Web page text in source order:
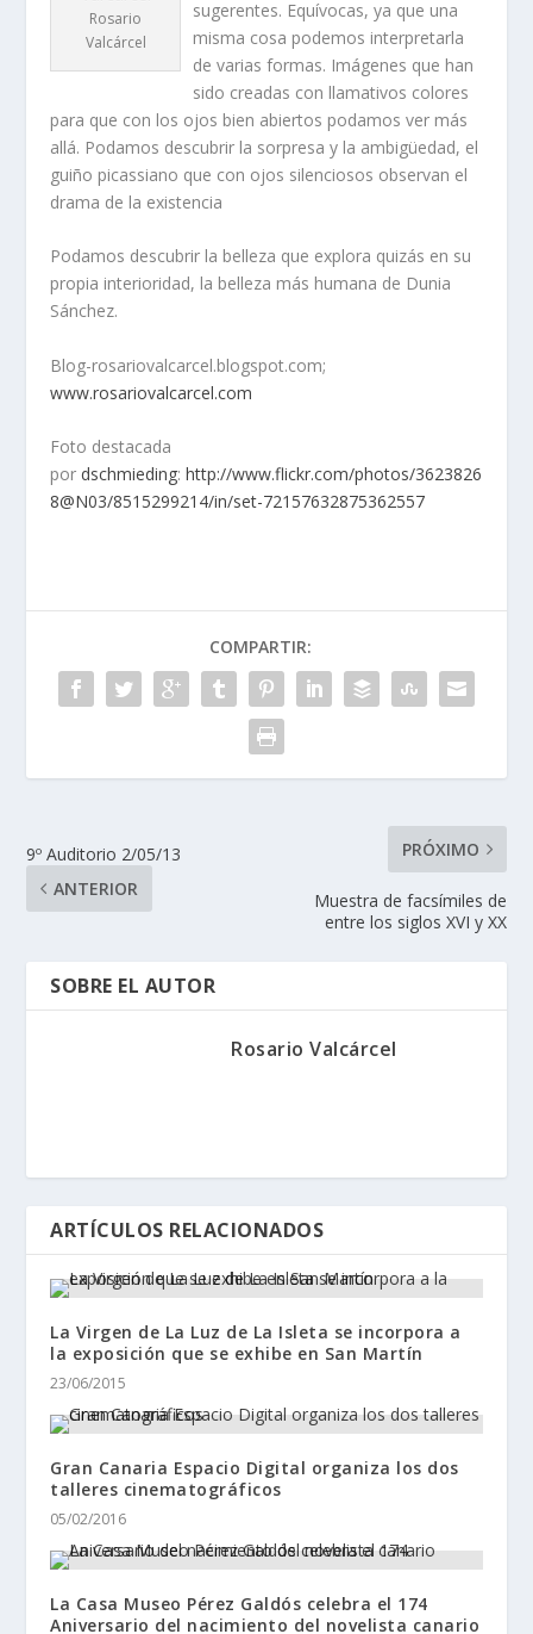
Rosario
Valcárcel
sugerentes. Equívocas, ya que una
misma cosa podemos interpretarla
de varias formas. Imágenes que han
sido creadas con llamativos colores
para que con los ojos bien abiertos podamos ver más
allá. Podamos descubrir la sorpresa y la ambigüedad, el
guiño picassiano que con ojos silenciosos observan el
drama de la existencia
Podamos descubrir la belleza que explora quizás en su
propia interioridad, la belleza más humana de Dunia
Sánchez.
Blog-rosariovalcarcel.blogspot.com;
www.rosariovalcarcel.com
Foto destacada
por dschmieding:http://www.flickr.com/photos/3623826
8@N03/8515299214/in/set-72157632875362557
COMPARTIR:
9º Auditorio 2/05/13
ANTERIOR
PRÓXIMO
Muestra de facsímiles de
entre los siglos XVI y XX
SOBRE EL AUTOR
Rosario Valcárcel
ARTÍCULOS RELACIONADOS
La Virgen de La Luz de La Isleta se incorpora a
la exposición que se exhibe en San Martín
23/06/2015
Gran Canaria Espacio Digital organiza los dos
talleres cinematográficos
05/02/2016
La Casa Museo Pérez Galdós celebra el 174
Aniversario del nacimiento del novelista canario